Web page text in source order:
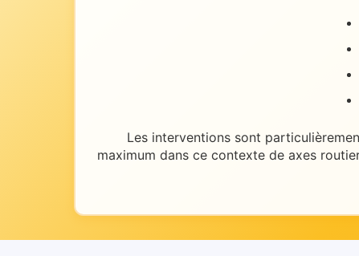
Les interventions sont
maximum dans ce contexte de axes